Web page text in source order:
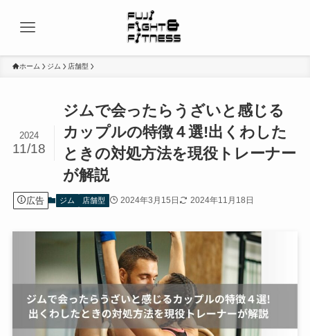
ホーム ジム 店舗型
ジムで会ったらうざいと感じる
カップルの特徴４選!出くわした
ときの対処方法を現役トレーナー
が解説
2024
11/18
広告 ジム 店舗型 2024年3月15日 2024年11月18日